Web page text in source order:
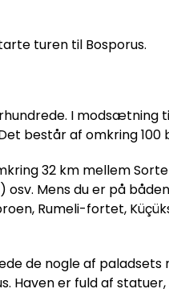
turen til Bosporus.
I modsætning
består af omkring 100
32 km mellem
Mens du er på
Rumeli-fortet,
de nogle af
Haven er fuld af